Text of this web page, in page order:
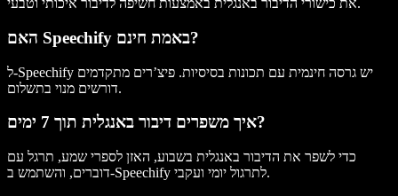
את כישורי הדיבור באנגלית באמצעות חשיפה לדיבור איכותי וטבעי.
האם Speechify באמת חינם?
ל-Speechify יש גרסה חינמית עם תכונות בסיסיות. פיצ’רים מתקדמים
דורשים מנוי בתשלום.
איך משפרים דיבור באנגלית תוך 7 ימים?
כדי לשפר את הדיבור באנגלית בשבוע, האזן לספרי שמע, תרגל עם
דוברים, והשתמש ב-Speechify לתרגול יומי ועקבי.